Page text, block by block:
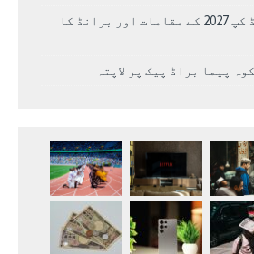
مردوں کے کرکٹ ورلڈ کپ 2027 کے مقامات اور برانڈ کا